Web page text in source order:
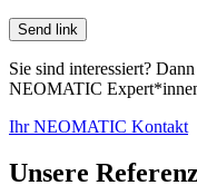
Sie sind interessiert?
NEOMATIC
Ihr NEOMATIC Kontakt
Unsere